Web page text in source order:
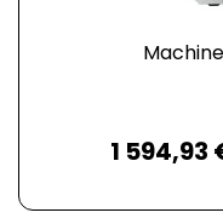
1 594,93